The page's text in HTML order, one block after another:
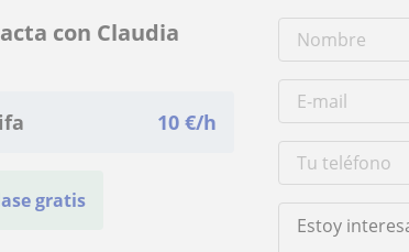
con Claudia
10 €/h
gratis